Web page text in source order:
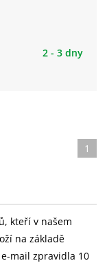
2 - 3 dny
1
kteří v našem
na základě
mail zpravidla 10